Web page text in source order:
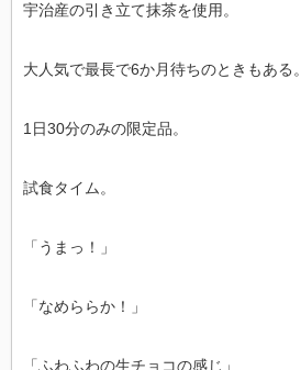
宇治産の引き立て抹茶を使用。
大人気で最長で6か月待ちのときもある。
1日30分のみの限定品。
試食タイム。
「うまっ！」
「なめららか！」
「ふわふわの生チョコの感じ」